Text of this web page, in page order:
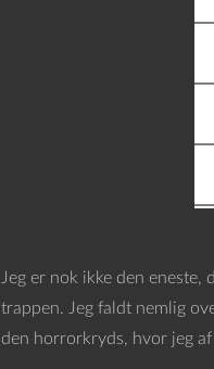
Jeg er nok ikke den
trappen. Jeg faldt nemlig
den horrorkryds, hvor jeg